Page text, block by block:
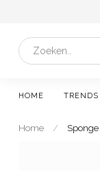
HOME TRENDS
Home /